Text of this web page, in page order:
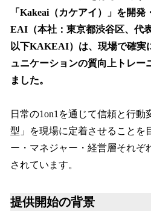
「Kakeai（カケアイ）」を開
EAI（本社：東京都渋谷区、代
以下KAKEAI）は、現場で確実
ュニケーションの質向上トレー
ました。
日常の1on1を通じて信頼と行
型」を現場に定着させることを
ー・マネジャー・経営層それぞ
されています。
提供開始の背景